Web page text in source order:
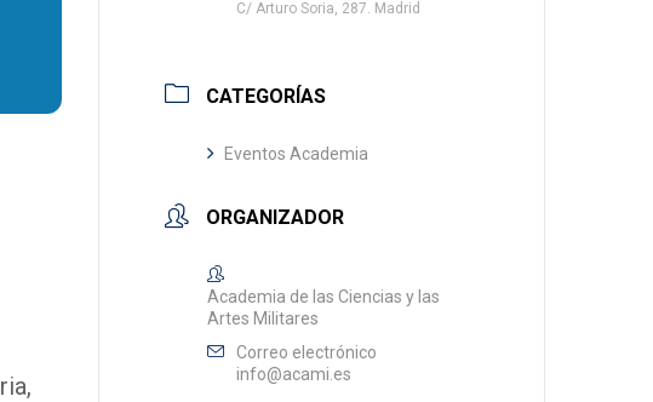
C/ Arturo Soria, 287. Madrid
CATEGORÍAS
Eventos Academia
ORGANIZADOR
Academia de las Ciencias y las
Artes Militares
Correo electrónico
info@acami.es